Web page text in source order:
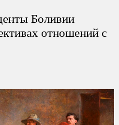
Боливии
отношений с